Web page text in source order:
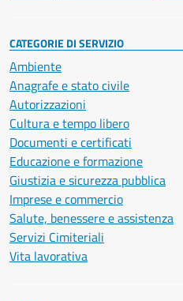
CATEGORIE DI SERVIZIO
Ambiente
Anagrafe e stato civile
Autorizzazioni
Cultura e tempo libero
Documenti e certificati
Educazione e formazione
Giustizia e sicurezza pubblica
Imprese e commercio
Salute, benessere e assistenza
Servizi Cimiteriali
Vita lavorativa